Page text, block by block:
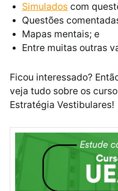
Simulados com
Questões
Mapas mentais; e
Entre muitas outras
Ficou interessado?
veja tudo sobre os
Estratégia Vestibulares!